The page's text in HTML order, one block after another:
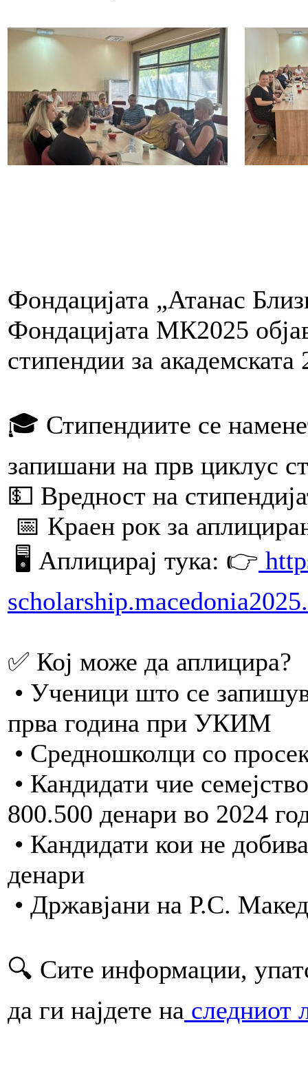
Фондацијата „Атанас
Фондацијата МК2025
стипендии за
🎓 Стипендиите се
запишани на прв циклус
💵 Вредност на
📅 Краен рок за
🖥 Аплицирај тука: 👉
✅ Кој може да аплицира?
• Ученици што се
прва година при УКИМ
• Средношколци со
• Кандидати чие
800.500 денари во 2024
• Кандидати кои не
денари
• Државјани на Р.С.
🔍 Сите информации,
да ги најдете на следниот